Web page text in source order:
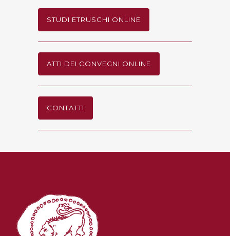
STUDI ETRUSCHI ONLINE
ATTI DEI CONVEGNI ONLINE
CONTATTI